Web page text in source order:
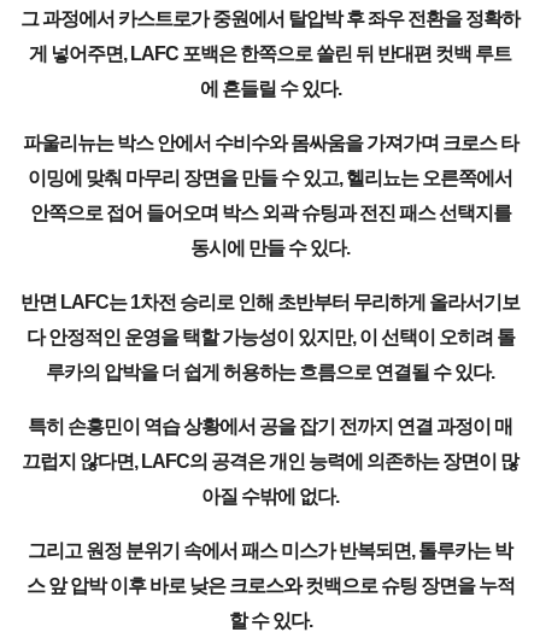
그 과정에서 카스트로가 중원에서 탈압박 후 좌우 전환을 정확하
게 넣어주면, LAFC 포백은 한쪽으로 쏠린 뒤 반대편 컷백 루트
에 흔들릴 수 있다.
파울리뉴는 박스 안에서 수비수와 몸싸움을 가져가며 크로스 타
이밍에 맞춰 마무리 장면을 만들 수 있고, 헬리뇨는 오른쪽에서
안쪽으로 접어 들어오며 박스 외곽 슈팅과 전진 패스 선택지를
동시에 만들 수 있다.
반면 LAFC는 1차전 승리로 인해 초반부터 무리하게 올라서기보
다 안정적인 운영을 택할 가능성이 있지만, 이 선택이 오히려 톨
루카의 압박을 더 쉽게 허용하는 흐름으로 연결될 수 있다.
특히 손흥민이 역습 상황에서 공을 잡기 전까지 연결 과정이 매
끄럽지 않다면, LAFC의 공격은 개인 능력에 의존하는 장면이 많
아질 수밖에 없다.
그리고 원정 분위기 속에서 패스 미스가 반복되면, 톨루카는 박
스 앞 압박 이후 바로 낮은 크로스와 컷백으로 슈팅 장면을 누적
할 수 있다.